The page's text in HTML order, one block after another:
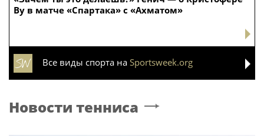
Ву в матче «Спартака» с «Ахматом»
Все виды спорта на Sportsweek.org
Новости тенниса